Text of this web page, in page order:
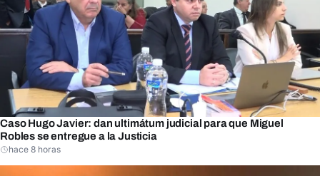
Caso Hugo Javier: dan ultimátum judicial para que Miguel
Robles se entregue a la Justicia
hace 8 horas